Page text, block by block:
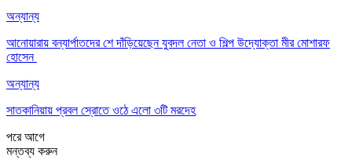
অন্যান্য
আনোয়ারায় বন্যার্পাতদের শে দাঁড়িয়েছেন যুবদল নেতা ও শিল্প উদ্যোক্তা মীর মোশারফ
হোসেন ‎
অন্যান্য
সাতকানিয়ায় প্রবল স্রোতে ওঠে এলো ৩টি মরদেহ
পরেআগে
মন্তব্য করুন